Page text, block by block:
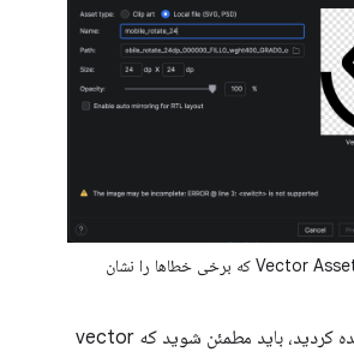
Vector Asset Studio که برخی خطاها را نشان
اگر خطایی مشاهده کردید، باید مطمئن شوید که vector